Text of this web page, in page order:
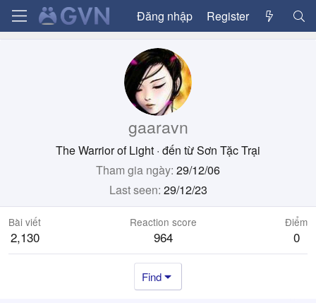
Đăng nhập Register
gaaravn
The Warrior of Light · đến từSơn Tặc Trại
Tham gia ngày 29/12/06
Last seen 29/12/23
Bài viết
2,130
Reaction score
964
Điểm
0
Find